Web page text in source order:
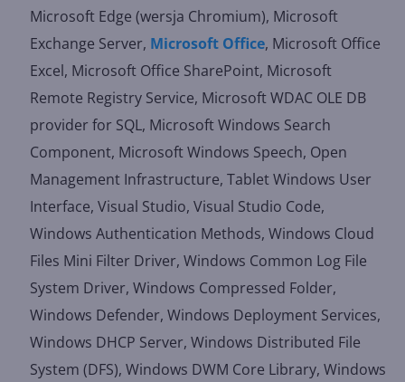
Microsoft Edge (wersja Chromium), Microsoft
Exchange Server, Microsoft Office, Microsoft Office
Excel, Microsoft Office SharePoint, Microsoft
Remote Registry Service, Microsoft WDAC OLE DB
provider for SQL, Microsoft Windows Search
Component, Microsoft Windows Speech, Open
Management Infrastructure, Tablet Windows User
Interface, Visual Studio, Visual Studio Code,
Windows Authentication Methods, Windows Cloud
Files Mini Filter Driver, Windows Common Log File
System Driver, Windows Compressed Folder,
Windows Defender, Windows Deployment Services,
Windows DHCP Server, Windows Distributed File
System (DFS), Windows DWM Core Library, Windows